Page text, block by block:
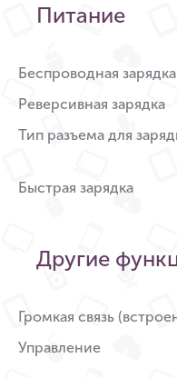
Питание
Беспроводная зарядка
Реверсивная зарядка
Тип разъема для
Быстрая зарядка
Другие
Громкая связь
Управление